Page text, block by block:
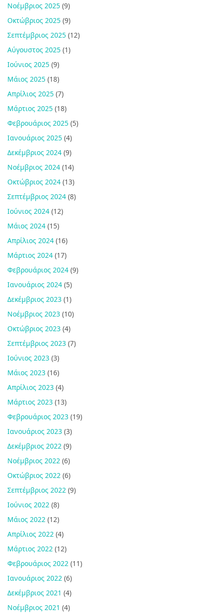
Νοέμβριος 2025 (9)
Οκτώβριος 2025 (9)
Σεπτέμβριος 2025 (12)
Αύγουστος 2025 (1)
Ιούνιος 2025 (9)
Μάιος 2025 (18)
Απρίλιος 2025 (7)
Μάρτιος 2025 (18)
Φεβρουάριος 2025 (5)
Ιανουάριος 2025 (4)
Δεκέμβριος 2024 (9)
Νοέμβριος 2024 (14)
Οκτώβριος 2024 (13)
Σεπτέμβριος 2024 (8)
Ιούνιος 2024 (12)
Μάιος 2024 (15)
Απρίλιος 2024 (16)
Μάρτιος 2024 (17)
Φεβρουάριος 2024 (9)
Ιανουάριος 2024 (5)
Δεκέμβριος 2023 (1)
Νοέμβριος 2023 (10)
Οκτώβριος 2023 (4)
Σεπτέμβριος 2023 (7)
Ιούνιος 2023 (3)
Μάιος 2023 (16)
Απρίλιος 2023 (4)
Μάρτιος 2023 (13)
Φεβρουάριος 2023 (19)
Ιανουάριος 2023 (3)
Δεκέμβριος 2022 (9)
Νοέμβριος 2022 (6)
Οκτώβριος 2022 (6)
Σεπτέμβριος 2022 (9)
Ιούνιος 2022 (8)
Μάιος 2022 (12)
Απρίλιος 2022 (4)
Μάρτιος 2022 (12)
Φεβρουάριος 2022 (11)
Ιανουάριος 2022 (6)
Δεκέμβριος 2021 (4)
Νοέμβριος 2021 (4)